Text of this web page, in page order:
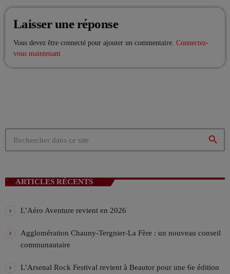
EMISSION EN COURS
LES MUSICALES
La playlist VIV’FM
!
PROCHAINES ÉMISSIONS
VIV & TUBES Avec Charles
ANIMÉ PAR CHARLES
Laisser une réponse
Vous devez être connecté pour ajouter un commentaire. Connectez-
vous maintenant
search
ARTICLES RÉCENTS
L’Aéro Aventure revient en 2026
Agglomération Chauny-Tergnier-La Fère : un nouveau conseil
communautaire
L’Arsenal Rock Festival revient à Beautor pour une 6e édition